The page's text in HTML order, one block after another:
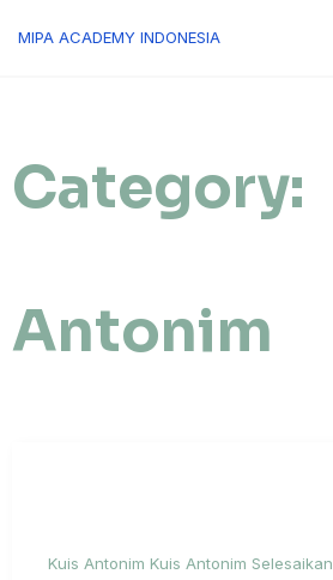
MIPA ACADEMY INDONESIA
Category:
Antonim
Kuis Antonim Kuis Antonim